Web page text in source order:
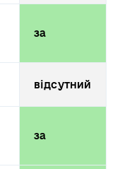
за
відсутний
за